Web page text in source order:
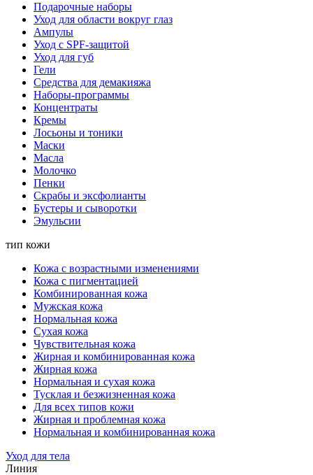
Подарочные наборы
Уход для области вокруг глаз
Ампулы
Уход с SPF-защитой
Уход для губ
Гели
Средства для демакияжа
Наборы-программы
Концентраты
Кремы
Лосьоны и тоники
Маски
Масла
Молочко
Пенки
Скрабы и эксфолианты
Бустеры и сыворотки
Эмульсии
тип кожи
Кожа с возрастными изменениями
Кожа с пигментацией
Комбинированная кожа
Мужская кожа
Нормальная кожа
Сухая кожа
Чувствительная кожа
Жирная и комбинированная кожа
Жирная кожа
Нормальная и сухая кожа
Тусклая и безжизненная кожа
Для всех типов кожи
Жирная и проблемная кожа
Нормальная и комбинированная кожа
Уход для тела
Линия